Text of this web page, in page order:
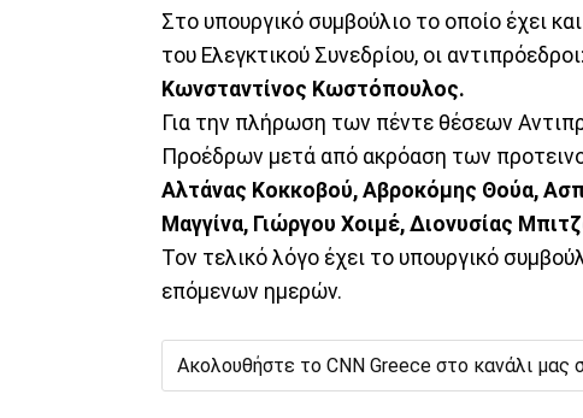
Στο υπουργικό συμβούλιο το οποίο έχει
του Ελεγκτικού Συνεδρίου, οι αντιπρόεδροι:
Κωνσταντίνος Κωστόπουλος.
Για την πλήρωση των πέντε θέσεων
Προέδρων μετά από ακρόαση των
Αλτάνας Κοκκοβού, Αβροκόμης Θούα,
Μαγγίνα, Γιώργου Χοιμέ, Διονυσίας
Τον τελικό λόγο έχει το υπουργικό
επόμενων ημερών.
Ακολουθήστε το CNN Greece στο κανάλι μας